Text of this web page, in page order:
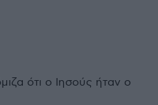
ότι ο Ιησούς ήταν ο